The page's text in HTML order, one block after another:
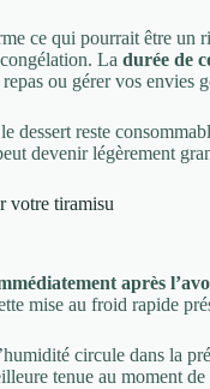
ce qui pourrait être un
La durée de
ou gérer vos envies
dessert reste
devenir légèrement
votre tiramisu
après
mise au froid rapide
circule dans la
tenue au moment